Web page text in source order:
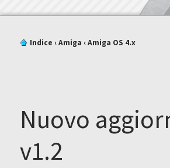
Indice ‹Amiga ‹Amiga OS 4.x
Nuovo
v1.2